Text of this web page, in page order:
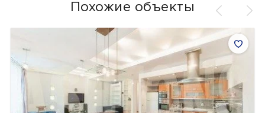
Похожие объекты